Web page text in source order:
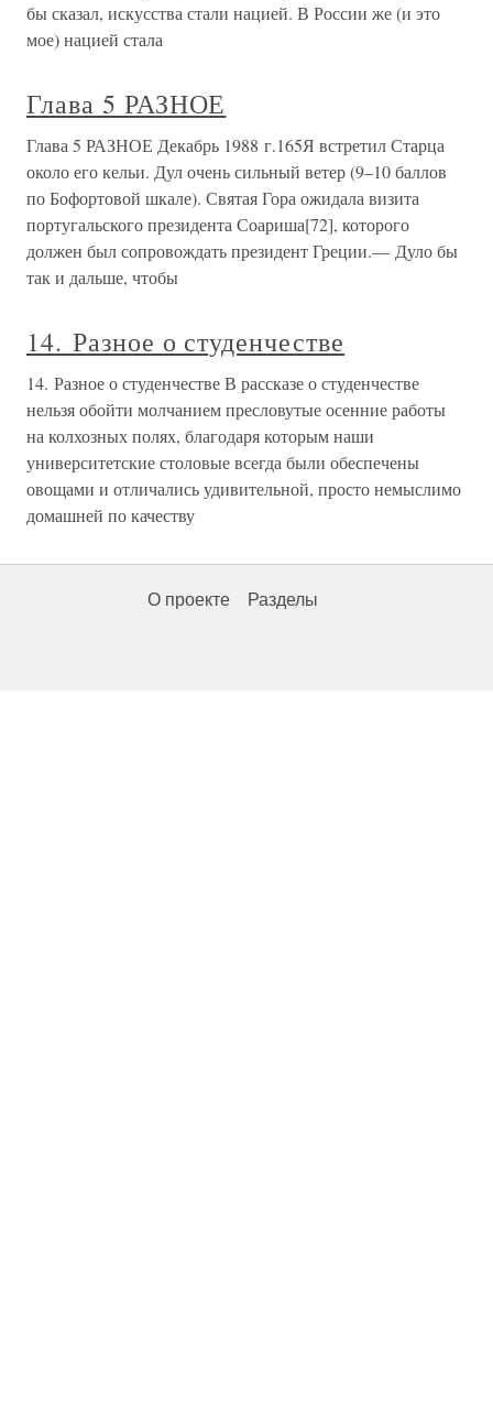
бы сказал, искусства стали нацией. В России же (и это
мое) нацией стала
Глава 5 РАЗНОЕ
Глава 5 РАЗНОЕ Декабрь 1988 г.165Я встретил Старца
около его кельи. Дул очень сильный ветер (9–10 баллов
по Бофортовой шкале). Святая Гора ожидала визита
португальского президента Соариша[72], которого
должен был сопровождать президент Греции.— Дуло бы
так и дальше, чтобы
14. Разное о студенчестве
14. Разное о студенчестве В рассказе о студенчестве
нельзя обойти молчанием пресловутые осенние работы
на колхозных полях, благодаря которым наши
университетские столовые всегда были обеспечены
овощами и отличались удивительной, просто немыслимо
домашней по качеству
О проекте Разделы